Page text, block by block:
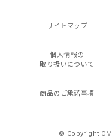
サイトマップ
個人情報の
取り扱いについて
商品のご承諾事項
© Copyright